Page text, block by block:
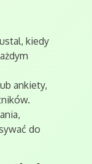
kiedy
ankiety,
do